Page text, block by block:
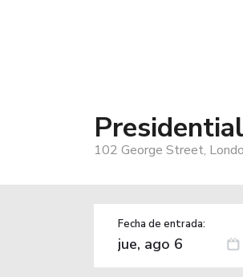
102 George Street,
Fecha de entrada: